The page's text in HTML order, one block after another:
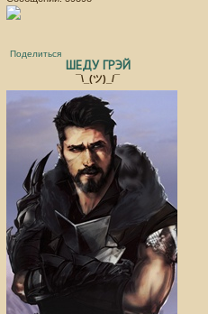
Поделиться
ШЕДУ ГРЭЙ
¯\_(ツ)_/¯